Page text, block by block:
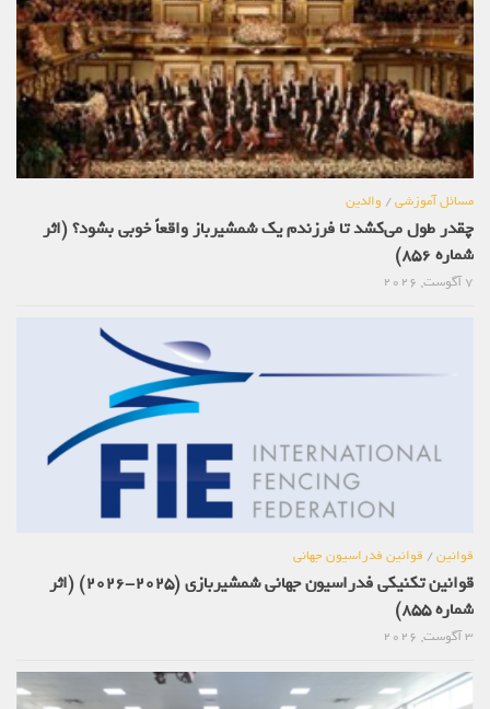
مسائل آموزشی/والدین
چقدر طول می‌کشد تا فرزندم یک شمشیرباز واقعاً خوبی بشود؟ (اثر
شماره 856)
قوانین/قوانین فدراسیون جهانی
قوانین تکنیکی فدراسیون جهانی شمشیربازی (2025-2026) (اثر
شماره 855)